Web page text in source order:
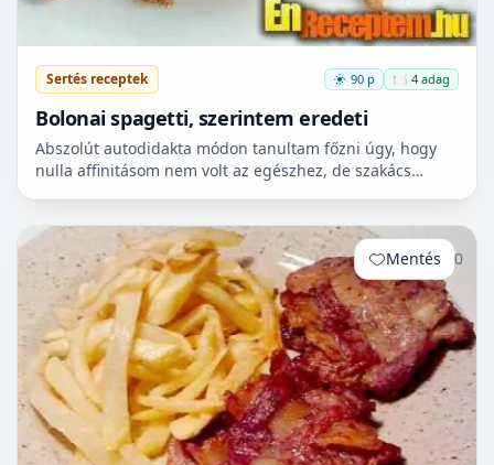
Sertés receptek 90 p 🍽️ 4 adag
Bolonai spagetti, szerintem eredeti
Abszolút autodidakta módon tanultam főzni úgy, hogy
nulla affinitásom nem volt az egészhez, de szakács
Mentés 0